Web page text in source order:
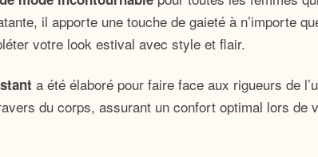
il apporte une touche de gaieté à n’importe
votre look estival avec style et flair.
a été élaboré pour faire face aux rigueurs de
du corps, assurant un confort optimal lors de